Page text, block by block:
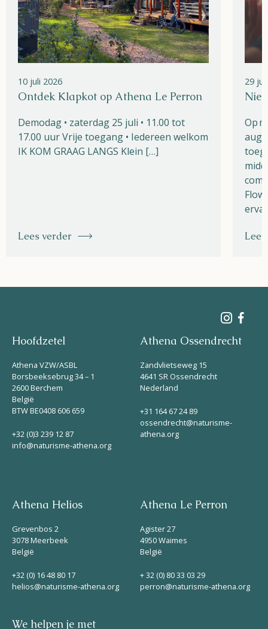
10 juli 2026
Ontdek Klapkot op Athena Le Perron
Demodag • zaterdag 25 juli • 11.00 tot
17.00 uur Vrije toegang • Iedereen welkom
IK KOM GRAAG LANGS Klein […]
Lees verder
29
Op
Hoofdzetel
Athena VZW/ASBL
Borsbeeksebrug 34 – 1
2600 Berchem
België
BTW BE0408 606 659
+32 (0)3 239 12 87
info@naturisme-athena.org
Athena Ossendrecht
Zandvlietseweg 15
4641 SR Ossendrecht
Nederland
+31 164 67 24 89
ossendrecht@naturisme-
athena.org
Athena Helios
Grevenbos 2
3078 Meerbeek
België
+32 (0) 16 48 80 17
helios@naturisme-athena.org
Athena Le Perron
Agister 27
4950 Waimes
België
+ 32 (0) 80 33 03 29
perron@naturisme-athena.org
We helpen je met